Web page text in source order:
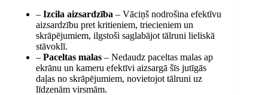
– Izcila aizsardzība – Vāciņš nodrošina efektīvu
aizsardzību pret kritieniem, triecieniem un
skrāpējumiem, ilgstoši saglabājot tālruni lieliskā
stāvoklī.
– Paceltas malas – Nedaudz paceltas malas ap
ekrānu un kameru efektīvi aizsargā šīs jutīgās
daļas no skrāpējumiem, novietojot tālruni uz
līdzenām virsmām.